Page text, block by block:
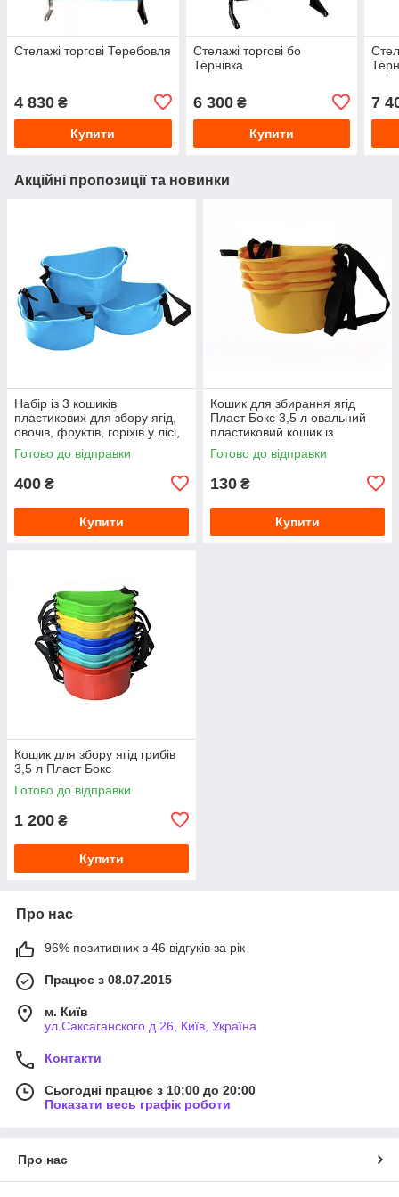
Стелажі торгові Теребовля
4 830 ₴
Купити
Стелажі торгові бо
Тернівка
6 300₴
Купити
7
Акційні пропозиції та новинки
Набір із 3 кошиків
пластикових для збору ягід,
овочів, фруктів, горіхів у лісі,
саду
Готово до відправки
400 ₴
Купити
Кошик для збирання ягід
Пласт Бокс 3,5 л овальний
пластиковий кошик із
регульованим плечовим
ременем
Готово до відправки
130 ₴
Купити
Кошик для збору ягід грибів
3,5 л Пласт Бокс
Готово до відправки
1 200 ₴
Купити
Про нас
96% позитивних з 46 відгуків за рік
Працює з 08.07.2015
м. Київ
ул.Саксаганского д 26, Київ, Україна
Контакти
Сьогодні працює з 10:00 до 20:00
Показати весь графік роботи
Про нас